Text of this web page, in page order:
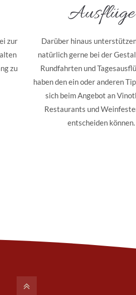
zur
zu
Ausflüge
Darüber hinaus
natürlich gerne bei der
Rundfahrten und
haben den ein oder anderen
sich beim Angebot an
Restaurants und
entscheiden können.